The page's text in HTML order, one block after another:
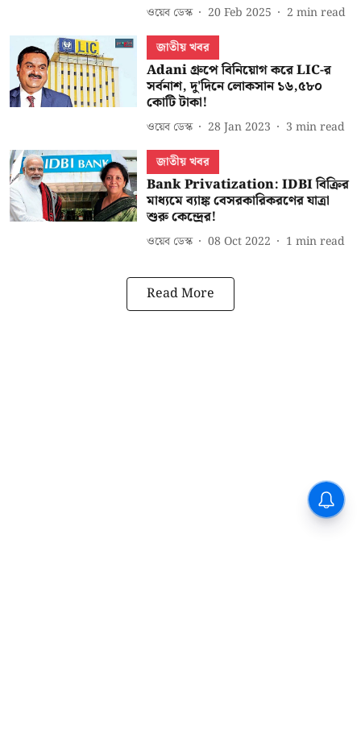
ওয়েব ডেস্ক 20 Feb 2025 2 min read
জাতীয় খবর
Adani গ্রুপে বিনিয়োগ করে LIC-র
সর্বনাশ, দু'দিনে লোকসান ১৬,৫৮০
কোটি টাকা!
ওয়েব ডেস্ক 28 Jan 2023 3 min read
জাতীয় খবর
Bank Privatization: IDBI বিক্রির
মাধ্যমে ব্যাঙ্ক বেসরকারিকরণের যাত্রা
শুরু কেন্দ্রের!
ওয়েব ডেস্ক 08 Oct 2022 1 min read
Read More